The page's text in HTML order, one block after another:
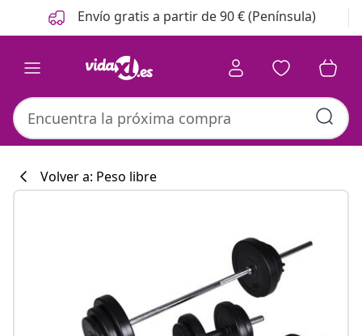
Anterior
Siguiente Envío gratis a partir de 90 € (Península)
#sharemevidaxl
Volver a: Peso libre